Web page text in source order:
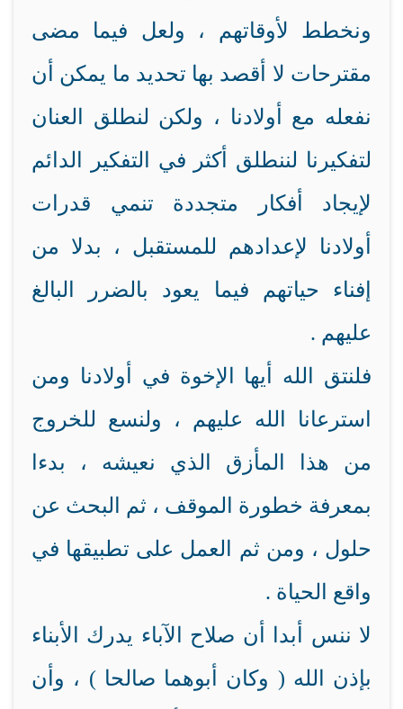
ونخطط لأوقاتهم ، ولعل فيما مضى
مقترحات لا أقصد بها تحديد ما يمكن أن
نفعله مع أولادنا ، ولكن لنطلق العنان
لتفكيرنا لننطلق أكثر في التفكير الدائم
لإيجاد أفكار متجددة تنمي قدرات
أولادنا لإعدادهم للمستقبل ، بدلا من
إفناء حياتهم فيما يعود بالضرر البالغ
عليهم .
فلنتق الله أيها الإخوة في أولادنا ومن
استرعانا الله عليهم ، ولنسع للخروج
من هذا المأزق الذي نعيشه ، بدءا
بمعرفة خطورة الموقف ، ثم البحث عن
حلول ، ومن ثم العمل على تطبيقها في
واقع الحياة .
لا ننس أبدا أن صلاح الآباء يدرك الأبناء
بإذن الله ( وكان أبوهما صالحا ) ، وأن